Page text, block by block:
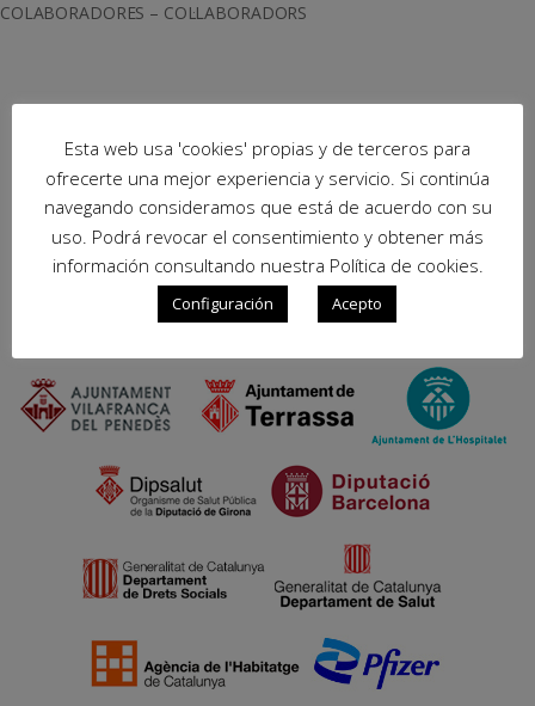
COLABORADORES – COL·LABORADORS
Esta web usa 'cookies' propias y de terceros para
ofrecerte una mejor experiencia y servicio. Si continúa
navegando consideramos que está de acuerdo con su
uso. Podrá revocar el consentimiento y obtener más
información consultando nuestra Política de cookies.
Configuración Acepto